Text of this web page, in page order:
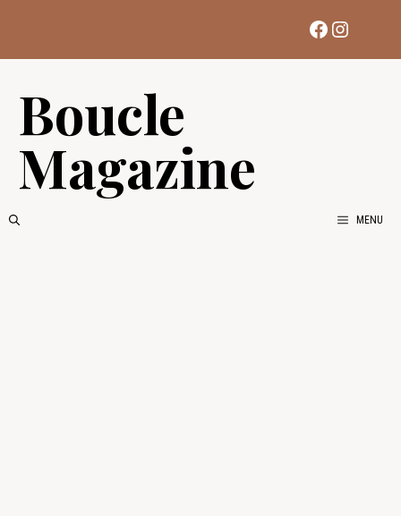
contenu
Facebook
Boucle
Magazine
MENU